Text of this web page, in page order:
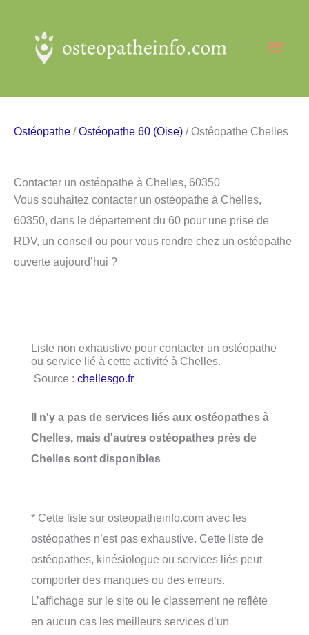
contenu
Ostéopathe /Ostéopathe 60 (Oise) / Ostéopathe Chelles
Contacter un ostéopathe à Chelles, 60350
Vous souhaitez contacter un ostéopathe à Chelles,
60350, dans le département du 60 pour une prise de
RDV, un conseil ou pour vous rendre chez un ostéopathe
ouverte aujourd’hui ?
Liste non exhaustive pour contacter un ostéopathe
ou service lié à cette activité à Chelles.
Source : chellesgo.fr
Il n'y a pas de services liés aux ostéopathes à
Chelles, mais d'autres ostéopathes près de
Chelles sont disponibles
* Cette liste sur osteopatheinfo.com avec les
ostéopathes n’est pas exhaustive. Cette liste de
ostéopathes, kinésiologue ou services liés peut
comporter des manques ou des erreurs.
L’affichage sur le site ou le classement ne reflète
en aucun cas les meilleurs services d’un